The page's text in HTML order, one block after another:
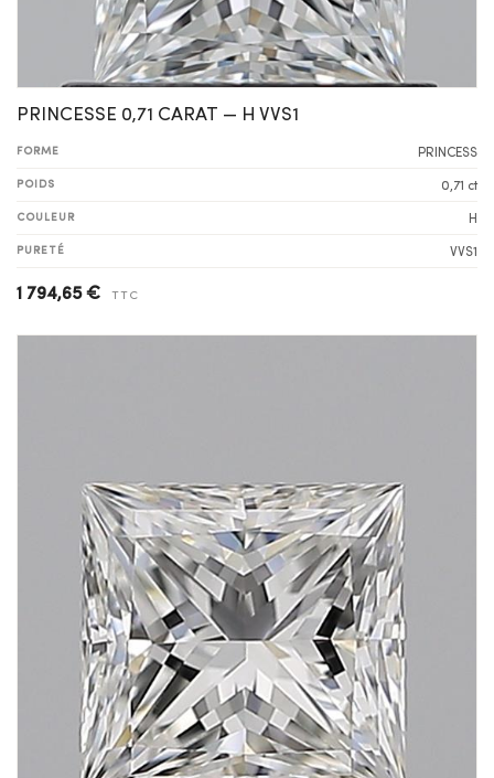
PRINCESSE 0,71 CARAT — H VVS1
FORME PRINCESS
POIDS 0,71 ct
COULEUR H
PURETÉ VVS1
1 794,65 € TTC